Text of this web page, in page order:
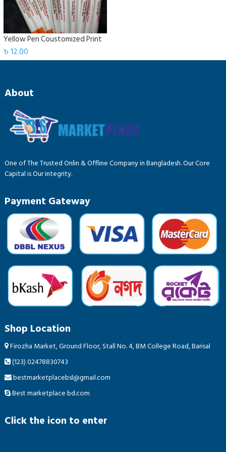
Yellow Pen Coustomized Print
৳12.00
About
One of The Trusted Onlin & Offline Company in Bangladesh. Our Core
Capital is Our integrity.
Payment Gateway
Shop Location
Firozha Market, Ground Floor, Stall No. 4, BM College Road, Barisal
(123) 02478830743
bestmarketplacebsl@gmail.com
Best marketplace bd.com
Click the icon to enter